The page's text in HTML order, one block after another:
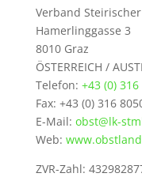
Verband
Hamerlinggasse 3
8010 Graz
ÖSTERREICH /
Telefon: +43 (0)
Fax: +43 (0) 316
E-Mail: obst@lk-
Web:
ZVR-Zahl: